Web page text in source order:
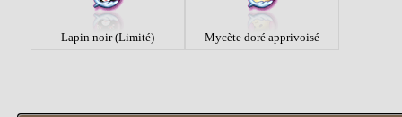
Lapin noir (Limité) Mycète doré apprivoisé